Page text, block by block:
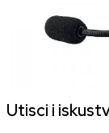
Utisci i